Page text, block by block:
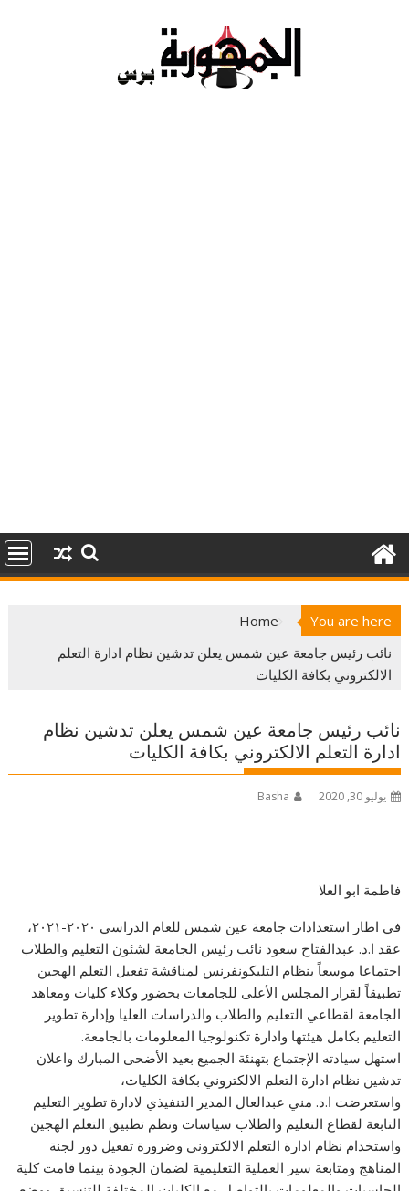
You are here
Home
نائب رئيس جامعة عين شمس يعلن تدشين نظام ادارة التعلم
الالكتروني بكافة الكليات
نائب رئيس جامعة عين شمس يعلن تدشين نظام
ادارة التعلم الالكتروني بكافة الكليات
يوليو 30, 2020 Basha
فاطمة ابو العلا
في اطار استعدادات جامعة عين شمس للعام الدراسي ٢٠٢٠-٢٠٢١،
عقد ا.د. عبدالفتاح سعود نائب رئيس الجامعة لشئون التعليم والطلاب
اجتماعا موسعاً بنظام التليكونفرنس لمناقشة تفعيل التعلم الهجين
تطبيقاً لقرار المجلس الأعلى للجامعات بحضور وكلاء كليات ومعاهد
الجامعة لقطاعي التعليم والطلاب والدراسات العليا وإدارة تطوير
التعليم بكامل هيئتها وادارة تكنولوجيا المعلومات بالجامعة.
استهل سيادته الإجتماع بتهنئة الجميع بعيد الأضحى المبارك واعلان
تدشين نظام ادارة التعلم الالكتروني بكافة الكليات،
واستعرضت ا.د. مني عبدالعال المدير التنفيذي لادارة تطوير التعليم
التابعة لقطاع التعليم والطلاب سياسات ونظم تطبيق التعلم الهجين
واستخدام نظام ادارة التعلم الالكتروني وضرورة تفعيل دور لجنة
المناهج ومتابعة سير العملية التعليمية لضمان الجودة بينما قامت كلية